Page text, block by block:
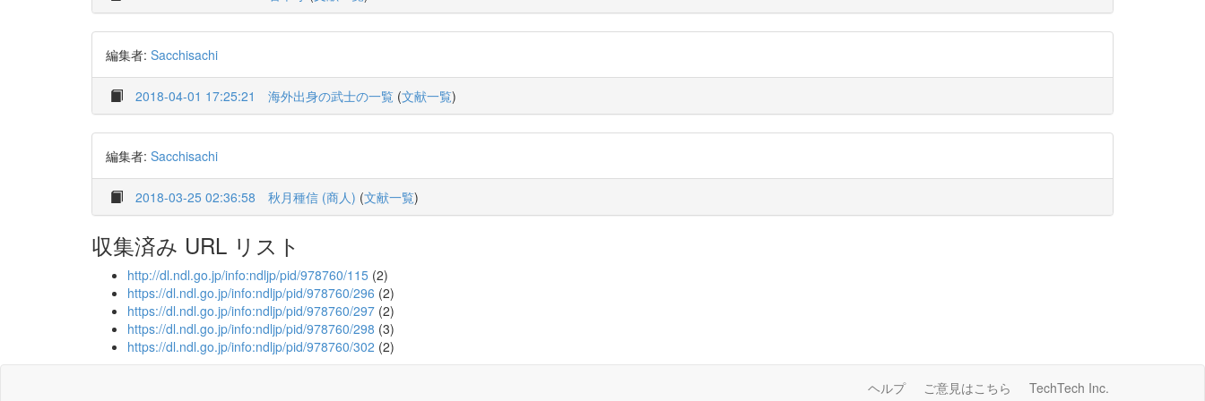
編集者: Sacchisachi
2018-04-01 17:25:21 海外出身の武士の一覧 (文献一覧)
編集者: Sacchisachi
2018-03-25 02:36:58 秋月種信 (商人) (文献一覧)
収集済み URL リスト
http://dl.ndl.go.jp/info:ndljp/pid/978760/115 (2)
https://dl.ndl.go.jp/info:ndljp/pid/978760/296 (2)
https://dl.ndl.go.jp/info:ndljp/pid/978760/297 (2)
https://dl.ndl.go.jp/info:ndljp/pid/978760/298 (3)
https://dl.ndl.go.jp/info:ndljp/pid/978760/302 (2)
ヘルプ ご意見はこちら TechTech Inc.